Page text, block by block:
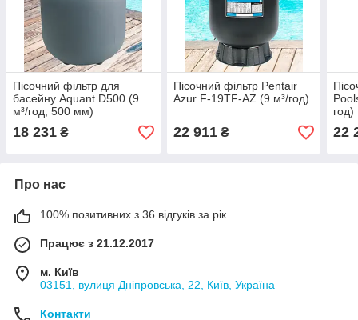
Пісочний фільтр для
басейну Aquant D500 (9
м³/год, 500 мм)
18 231 ₴
Пісочний фільтр Pentair
Azur F-19TF-AZ (9 м³/год)
22 911₴
год)
22
Про нас
100% позитивних з 36 відгуків за рік
Працює з 21.12.2017
м. Київ
03151, вулиця Дніпровська, 22, Київ, Україна
Контакти